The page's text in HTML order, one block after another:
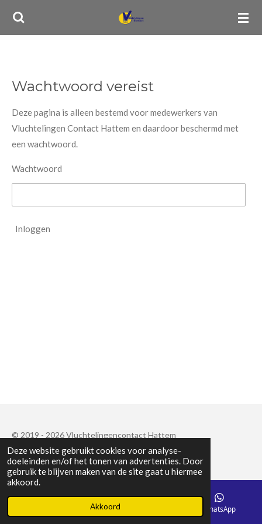
Deze website gebruikt cookies voor analyse-
doeleinden en/of het tonen van advertenties. Door
gebruik te blijven maken van de site gaat u hiermee
akkoord.
Akkoord
Ga
Wachtwoord vereist
Deze pagina is alleen bestemd voor medewerkers van
Vluchtelingen Contact Hattem en daardoor beschermd met
een wachtwoord.
Wachtwoord
Inloggen
© 2019 - 2026 Vluchtelingencontact Hattem
Powered byJouwWeb
Telefoonnummer WhatsApp